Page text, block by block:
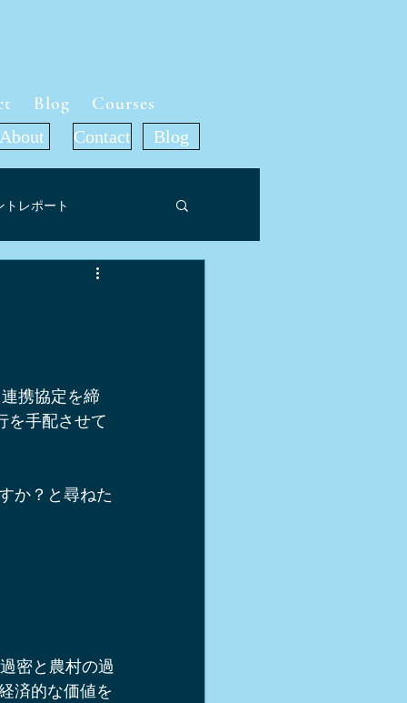
Blog Courses
About Contact Blog
トレポート
軽井沢スキー
ュー
携協定を締
を手配させて
か？と尋ねた
密と農村の過
済的な価値を